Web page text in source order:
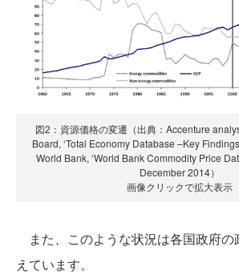
図2：資源価格の変遷（出典：Accenture
Board, ‘Total Economy Database –Key
World Bank, ‘World Bank Commodity Price
December 2014）
画像クリックで拡大表示
また、このような状況は各国政府の
えています。